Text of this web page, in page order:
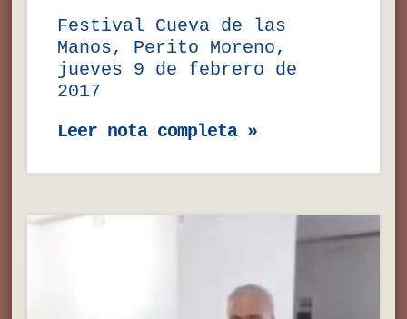
Festival Cueva de las
Manos, Perito Moreno,
jueves 9 de febrero de
2017
Leer nota completa »